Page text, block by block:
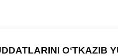
OʻTKAZIB